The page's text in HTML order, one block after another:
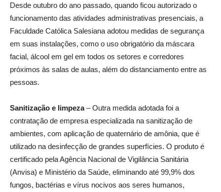
Desde outubro do ano passado, quando ficou autorizado o
funcionamento das atividades administrativas presenciais, a
Faculdade Católica Salesiana adotou medidas de segurança
em suas instalações, como o uso obrigatório da máscara
facial, álcool em gel em todos os setores e corredores
próximos às salas de aulas, além do distanciamento entre as
pessoas.
Sanitização e limpeza– Outra medida adotada foi a
contratação de empresa especializada na sanitização de
ambientes, com aplicação de quaternário de amônia, que é
utilizado na desinfecção de grandes superfícies. O produto é
certificado pela Agência Nacional de Vigilância Sanitária
(Anvisa) e Ministério da Saúde, eliminando até 99,9% dos
fungos, bactérias e vírus nocivos aos seres humanos,